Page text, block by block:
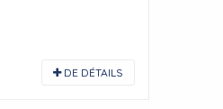
DE DÉTAILS